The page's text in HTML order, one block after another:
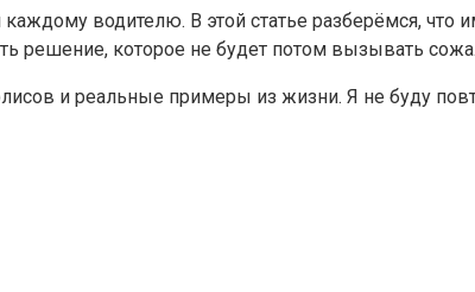
водителю. В этой статье разберёмся, что
решение, которое не будет потом вызывать
и реальные примеры из жизни. Я не буду